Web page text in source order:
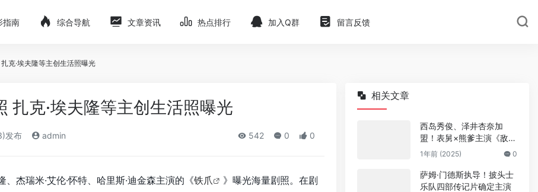
指南 综合导航 文章资讯 热点排行 加入Q群 留言反馈
扎克·埃夫隆等主创生活照曝光
扎克·埃夫隆等主创生活照曝光
发布 admin 542 0 0
、杰瑞米·艾伦·怀特、哈里斯·迪金森主演的《铁爪
》曝光海量剧照。在剧
相关文章
西岛秀俊、泽井杏奈加
盟！表舅×熊爹主演《敌
人》
1年前 (2025) 0
萨姆·门德斯执导！披头士
乐队四部传记片确定主演